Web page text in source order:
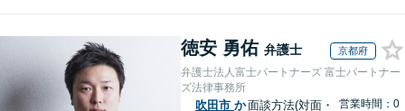
徳安 勇佑 弁護士 京都府
弁護士法人富士パートナーズ 富士パートナー
ズ法律事務所
吹田市 か面談方法(対面・
営業時間：0